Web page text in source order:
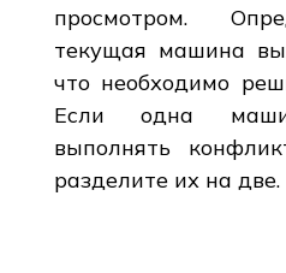
просмотром.
текущая машина
что необходимо
Если одна
выполнять
разделите их на две.